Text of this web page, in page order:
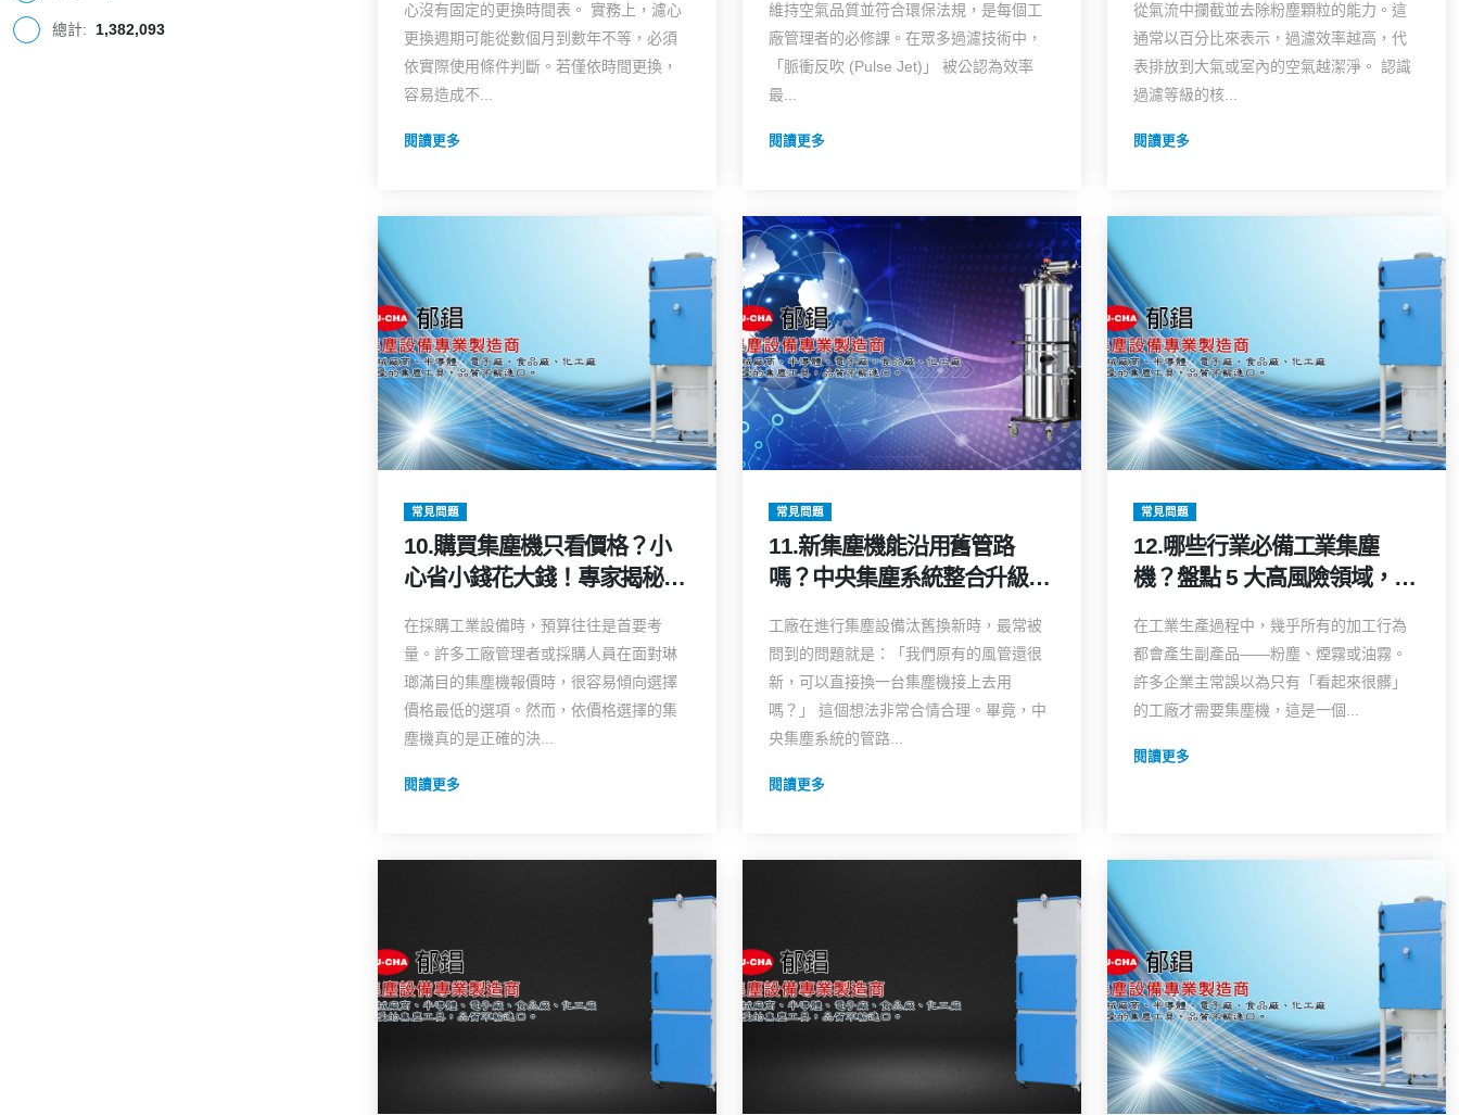
總計: 1,382,093
心沒有固定的更換時間表。 實務上，濾心
更換週期可能從數個月到數年不等，必須
依實際使用條件判斷。若僅依時間更換，
容易造成不...
閱讀更多
維持空氣品質並符合環保法規，是每個工
廠管理者的必修課。在眾多過濾技術中，
「脈衝反吹 (Pulse Jet)」 被公認為效率
最...
閱讀更多
從氣流中攔截並去除粉塵顆粒的能力。這
通常以百分比來表示，過濾效率越高，代
表排放到大氣或室內的空氣越潔淨。 認識
過濾等級的核...
閱讀更多
常見問題
10.購買集塵機只看價格？小
心省小錢花大錢！專家揭秘 5
在採購工業設備時，預算往往是首要考
量。許多工廠管理者或採購人員在面對琳
瑯滿目的集塵機報價時，很容易傾向選擇
價格最低的選項。然而，依價格選擇的集
塵機真的是正確的決...
閱讀更多
常見問題
11.新集塵機能沿用舊管路
嗎？中央集塵系統整合升級的
工廠在進行集塵設備汰舊換新時，最常被
問到的問題就是：「我們原有的風管還很
新，可以直接換一台集塵機接上去用
嗎？」 這個想法非常合情合理。畢竟，中
央集塵系統的管路...
閱讀更多
常見問題
12.哪些行業必備工業集塵
機？盤點 5 大高風險領域，缺
機！
在工業生產過程中，幾乎所有的加工行為
都會產生副產品——粉塵、煙霧或油霧。
許多企業主常誤以為只有「看起來很髒」
的工廠才需要集塵機，這是一個...
閱讀更多